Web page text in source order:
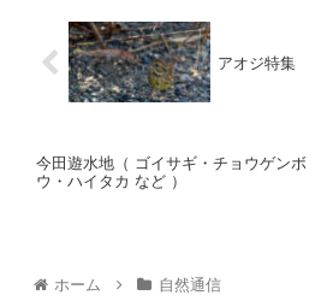
アオジ特集
今田遊水地（ ゴイサギ・チョウゲンボ
ウ・ハイタカ など ）
ホーム 自然通信